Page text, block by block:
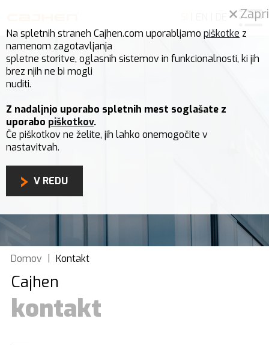
Domov Kontakt
Cajhen
kontakt
Zapri
Na spletnih straneh Cajhen.com uporabljamo piškotke z
namenom zagotavljanja
spletne storitve, oglasnih sistemov in funkcionalnosti, ki jih
brez njih ne bi mogli
nuditi.
Z nadaljnjo uporabo spletnih mest soglašate z
uporabo piškotkov.
Če piškotkov ne želite, jih lahko onemogočite v
nastavitvah.
V REDU